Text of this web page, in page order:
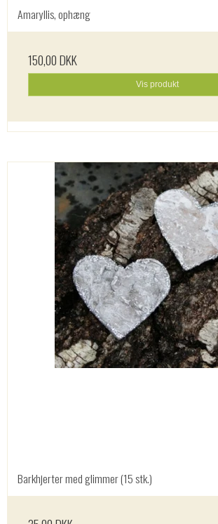
Amaryllis, ophæng
150,00 DKK
Vis produkt
Barkhjerter med glimmer (15 stk.)